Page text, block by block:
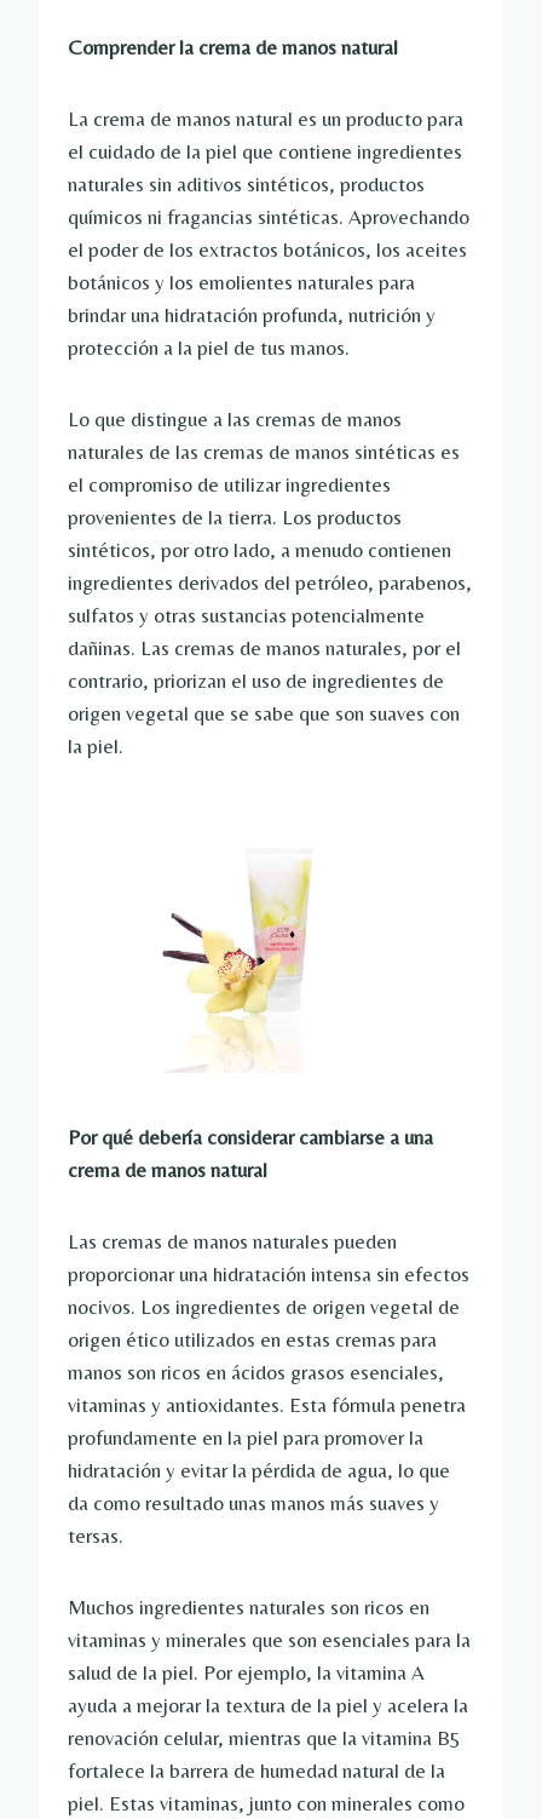
Comprender la crema de manos natural
La crema de manos natural es un producto para
el cuidado de la piel que contiene ingredientes
naturales sin aditivos sintéticos, productos
químicos ni fragancias sintéticas. Aprovechando
el poder de los extractos botánicos, los aceites
botánicos y los emolientes naturales para
brindar una hidratación profunda, nutrición y
protección a la piel de tus manos.
Lo que distingue a las cremas de manos
naturales de las cremas de manos sintéticas es
el compromiso de utilizar ingredientes
provenientes de la tierra. Los productos
sintéticos, por otro lado, a menudo contienen
ingredientes derivados del petróleo, parabenos,
sulfatos y otras sustancias potencialmente
dañinas. Las cremas de manos naturales, por el
contrario, priorizan el uso de ingredientes de
origen vegetal que se sabe que son suaves con
la piel.
Por qué debería considerar cambiarse a una
crema de manos natural
Las cremas de manos naturales pueden
proporcionar una hidratación intensa sin efectos
nocivos. Los ingredientes de origen vegetal de
origen ético utilizados en estas cremas para
manos son ricos en ácidos grasos esenciales,
vitaminas y antioxidantes. Esta fórmula penetra
profundamente en la piel para promover la
hidratación y evitar la pérdida de agua, lo que
da como resultado unas manos más suaves y
tersas.
Muchos ingredientes naturales son ricos en
vitaminas y minerales que son esenciales para la
salud de la piel. Por ejemplo, la vitamina A
ayuda a mejorar la textura de la piel y acelera la
renovación celular, mientras que la vitamina B5
fortalece la barrera de humedad natural de la
piel. Estas vitaminas, junto con minerales como